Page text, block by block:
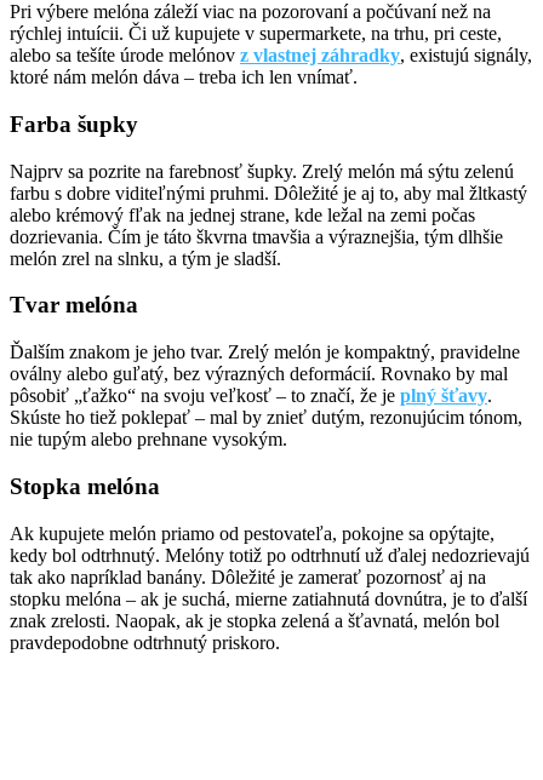
Pri výbere melóna záleží viac na pozorovaní a počúvaní než na
rýchlej intuícii. Či už kupujete v supermarkete, na trhu, pri ceste,
alebo sa tešíte úrode melónov z vlastnej záhradky, existujú signály,
ktoré nám melón dáva – treba ich len vnímať.
Farba šupky
Najprv sa pozrite na farebnosť šupky. Zrelý melón má sýtu zelenú
farbu s dobre viditeľnými pruhmi. Dôležité je aj to, aby mal žltkastý
alebo krémový fľak na jednej strane, kde ležal na zemi počas
dozrievania. Čím je táto škvrna tmavšia a výraznejšia, tým dlhšie
melón zrel na slnku, a tým je sladší.
Tvar melóna
Ďalším znakom je jeho tvar. Zrelý melón je kompaktný, pravidelne
oválny alebo guľatý, bez výrazných deformácií. Rovnako by mal
pôsobiť „ťažko“ na svoju veľkosť – to značí, že je plný šťavy.
Skúste ho tiež poklepať – mal by znieť dutým, rezonujúcim tónom,
nie tupým alebo prehnane vysokým.
Stopka melóna
Ak kupujete melón priamo od pestovateľa, pokojne sa opýtajte,
kedy bol odtrhnutý. Melóny totiž po odtrhnutí už ďalej nedozrievajú
tak ako napríklad banány. Dôležité je zamerať pozornosť aj na
stopku melóna – ak je suchá, mierne zatiahnutá dovnútra, je to ďalší
znak zrelosti. Naopak, ak je stopka zelená a šťavnatá, melón bol
pravdepodobne odtrhnutý priskoro.